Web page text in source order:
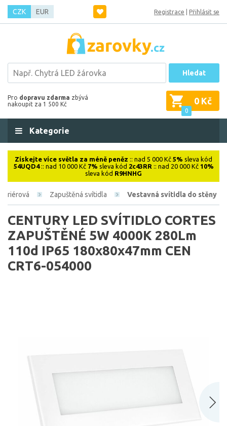
CZK EUR Registrace Přihlásit se
Hledat
Pro dopravu zdarma zbývá
nakoupit za 1 500 Kč
0
0 Kč
Kategorie
Získejte více světla za méně peněz :: nad 5 000 Kč 5% sleva kód
54UQD4:: nad 10 000 Kč 7% sleva kód 2c43RR :: nad 20 000 Kč 10%
sleva kód R9HNHG
Zapuštěná svítidla Vestavná svítidla do stěny
CENTURY LED SVÍTIDLO CORTES
ZAPUŠTĚNÉ 5W 4000K 280Lm
110d IP65 180x80x47mm CEN
CRT6-054000